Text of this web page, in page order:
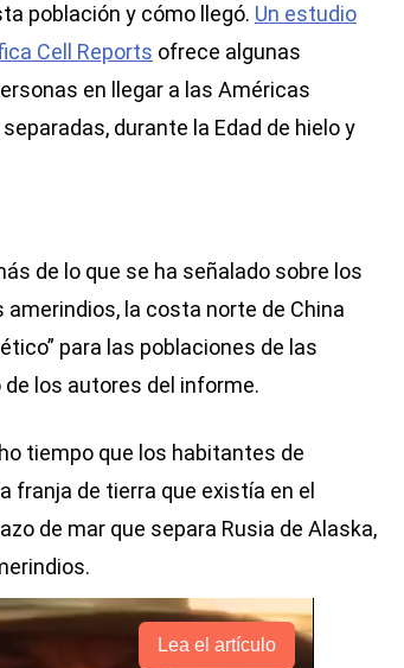
población y cómo llegó. Un estudio
Cell Reports ofrece algunas
en llegar a las Américas
durante la Edad de hielo y
de lo que se ha señalado sobre los
la costa norte de China
para las poblaciones de las
de los autores del informe.
tiempo que los habitantes de
franja de tierra que existía en el
de mar que separa Rusia de Alaska,
Lea el artículo